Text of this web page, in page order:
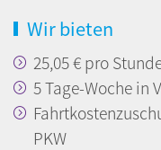
Wir bieten
25,05 € pro
5 Tage-Woche in
PKW